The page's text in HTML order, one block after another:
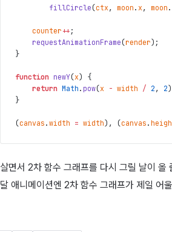
fillCircle(ctx , moon . x , moon .
counter ++ ;
requestAnimationFrame(render) ;
}
function newY(x)
{
return Math . pow(x - width / 2 , 2)
}
(canvas . width = width) , (canvas .
살면서 2차 함수 그래프를 다시 그릴 날이 올
달 애니메이션엔 2차 함수 그래프가 제일 어